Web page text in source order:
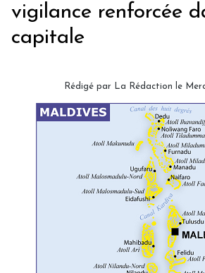
vigilance renforcée
capitale
Rédigé par La Rédaction le